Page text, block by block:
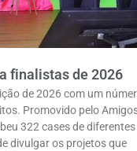
finalistas de 2026
de 2026 com um
Promovido pelo
322 cases de diferentes
divulgar os projetos que